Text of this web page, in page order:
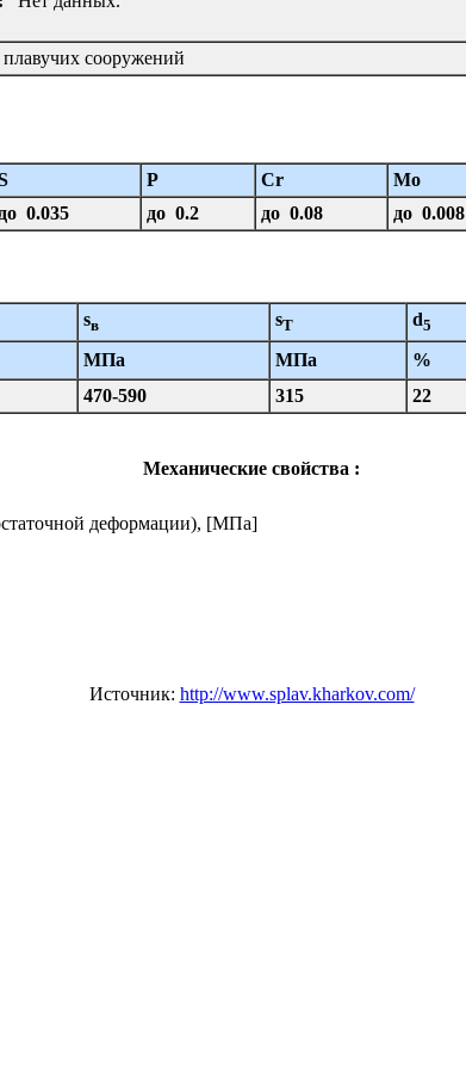
сооружений
P Cr Mo
0.035 до 0.2 до 0.08 до 0.008
sв sT d5
МПа МПа %
470-590 315 22
Механические свойства :
деформации), [МПа]
Источник: http://www.splav.kharkov.com/